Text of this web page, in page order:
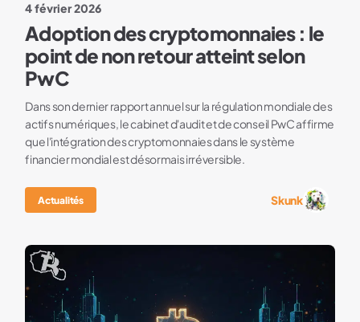
4 février 2026
Adoption des cryptomonnaies : le
point de non retour atteint selon
PwC
Dans son dernier rapport annuel sur la régulation mondiale des
actifs numériques, le cabinet d'audit et de conseil PwC affirme
que l'intégration des cryptomonnaies dans le système
financier mondial est désormais irréversible.
Actualités Skunk